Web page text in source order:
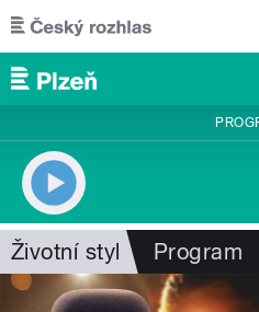
Přejít k hlavnímu obsahu
Životní styl Program